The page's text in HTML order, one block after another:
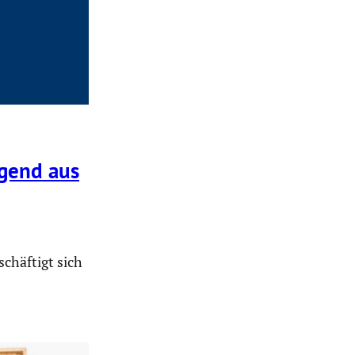
aus
sich